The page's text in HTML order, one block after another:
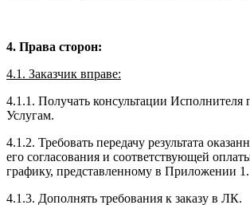
4. Права сторон:
4.1. Заказчик вправе:
4.1.1. Получать консультации
Услугам.
4.1.2. Требовать передачу результата
его согласования и соответствующей
графику, представленному в Приложении 1.
4.1.3. Дополнять требования к заказу в ЛК.